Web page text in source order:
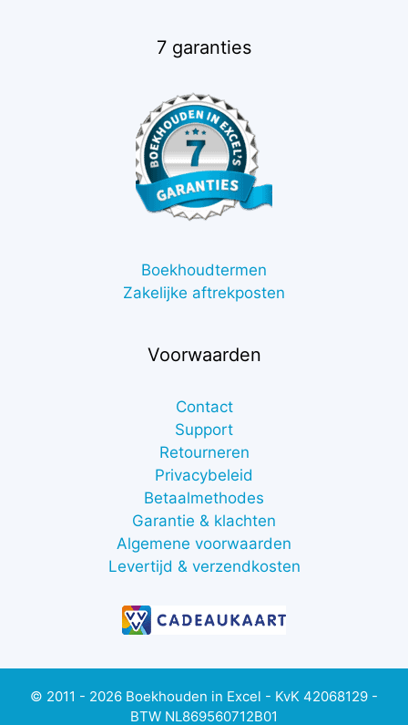
7 garanties
Boekhoudtermen
Zakelijke aftrekposten
Voorwaarden
Contact
Support
Retourneren
Privacybeleid
Betaalmethodes
Garantie & klachten
Algemene voorwaarden
Levertijd & verzendkosten
© 2011 - 2026 Boekhouden in Excel - KvK 42068129 -
BTW NL869560712B01